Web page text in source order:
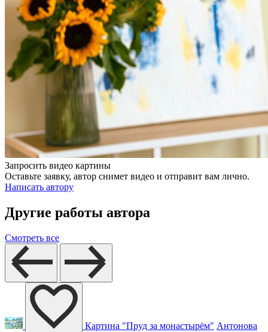
Запросить видео картины
Оставьте заявку, автор снимет видео и отправит вам лично.
Написать автору
Другие работы автора
Смотреть все
Картина "Пруд за монастырём" Антонова